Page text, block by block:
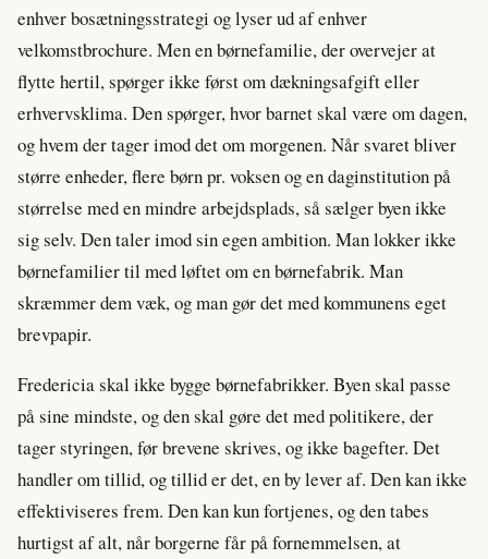
enhver bosætningsstrategi og lyser ud af enhver
velkomstbrochure. Men en børnefamilie, der overvejer at
flytte hertil, spørger ikke først om dækningsafgift eller
erhvervsklima. Den spørger, hvor barnet skal være om dagen,
og hvem der tager imod det om morgenen. Når svaret bliver
større enheder, flere børn pr. voksen og en daginstitution på
størrelse med en mindre arbejdsplads, så sælger byen ikke
sig selv. Den taler imod sin egen ambition. Man lokker ikke
børnefamilier til med løftet om en børnefabrik. Man
skræmmer dem væk, og man gør det med kommunens eget
brevpapir.
Fredericia skal ikke bygge børnefabrikker. Byen skal passe
på sine mindste, og den skal gøre det med politikere, der
tager styringen, før brevene skrives, og ikke bagefter. Det
handler om tillid, og tillid er det, en by lever af. Den kan ikke
effektiviseres frem. Den kan kun fortjenes, og den tabes
hurtigst af alt, når borgerne får på fornemmelsen, at